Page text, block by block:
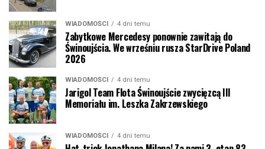
WIADOMOŚCI 4 dni temu
Zabytkowe Mercedesy ponownie zawitają do
Świnoujścia. We wrześniu rusza StarDrive Poland
2026
WIADOMOŚCI 4 dni temu
Jarigol Team Flota Świnoujście zwycięzcą III
Memoriału im. Leszka Zakrzewskiego
WIADOMOŚCI 4 dni temu